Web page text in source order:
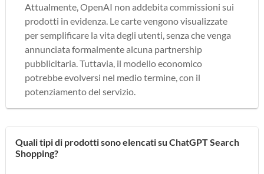
Attualmente, OpenAI non addebita commissioni sui
prodotti in evidenza. Le carte vengono visualizzate
per semplificare la vita degli utenti, senza che venga
annunciata formalmente alcuna partnership
pubblicitaria. Tuttavia, il modello economico
potrebbe evolversi nel medio termine, con il
potenziamento del servizio.
Quali tipi di prodotti sono elencati su ChatGPT Search
Shopping?